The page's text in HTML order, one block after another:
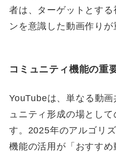
者は、ターゲットとす
ンを意識した動画作りが
コミュニティ機能の重
YouTubeは、単なる動画
ュニティ形成の場とし
す。2025年のアルゴリ
機能の活用が「おすす